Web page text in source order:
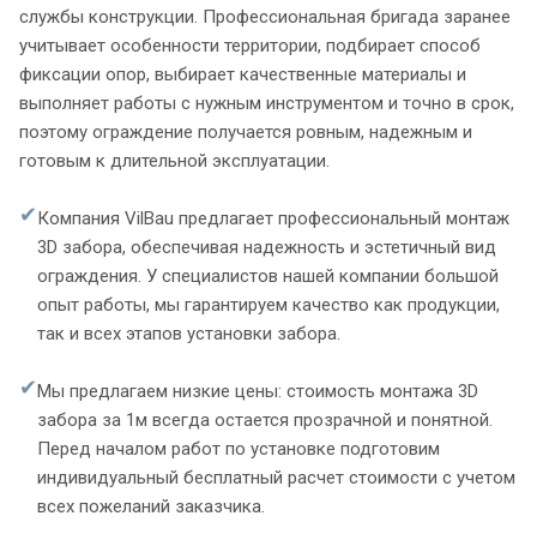
службы конструкции. Профессиональная бригада заранее
учитывает особенности территории, подбирает способ
фиксации опор, выбирает качественные материалы и
выполняет работы с нужным инструментом и точно в срок,
поэтому ограждение получается ровным, надежным и
готовым к длительной эксплуатации.
✔Компания VilBau предлагает профессиональный монтаж
3D забора, обеспечивая надежность и эстетичный вид
ограждения. У специалистов нашей компании большой
опыт работы, мы гарантируем качество как продукции,
так и всех этапов установки забора.
✔Мы предлагаем низкие цены: стоимость монтажа 3D
забора за 1м всегда остается прозрачной и понятной.
Перед началом работ по установке подготовим
индивидуальный бесплатный расчет стоимости с учетом
всех пожеланий заказчика.